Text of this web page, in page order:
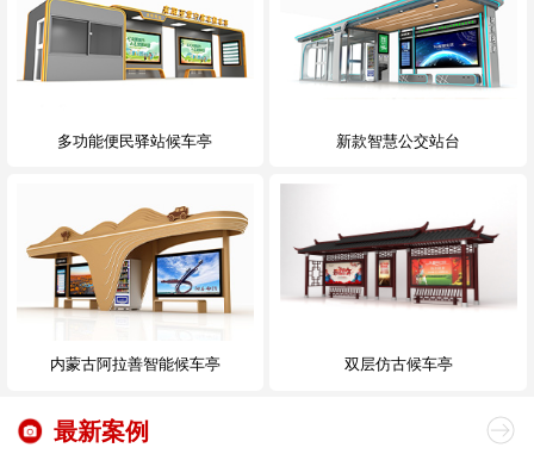
多功能便民驿站候车亭 新款智慧公交站台
内蒙古阿拉善智能候车亭 双层仿古候车亭
最新案例